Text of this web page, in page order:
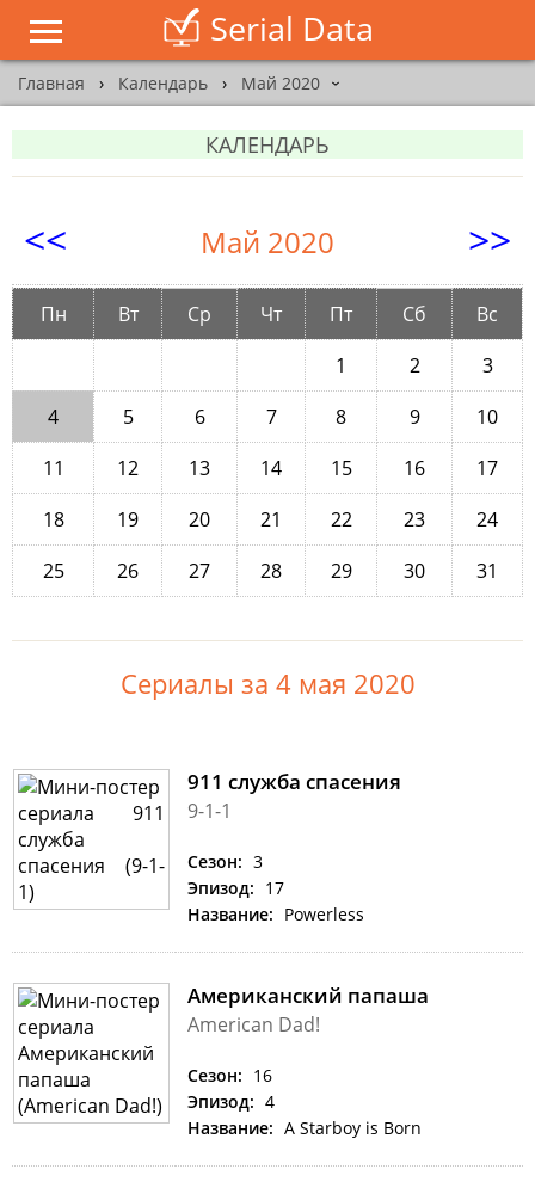
Serial Data
Главная › Календарь › Май 2020 ›
КАЛЕНДАРЬ
<< Май 2020 >>
Пн Вт Ср Чт Пт Сб
Вс
1
2
3
4
5 6 7 8 9
10
11
12 13 14 15 16
17
18
19 20 21 22 23
24
25
26 27 28 29 30 31
Сериалы за 4 мая 2020
911 служба спасения
9-1-1
Сезон: 3
Эпизод: 17
Название: Powerless
Американский папаша
American Dad!
Сезон: 16
Эпизод: 4
Название: A Starboy is Born